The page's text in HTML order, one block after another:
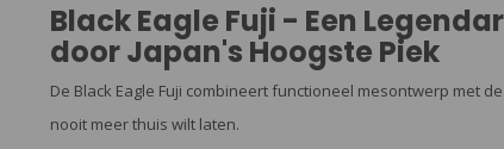
Black Eagle Fuji - Een
door Japan's Hoogste Piek
De Black Eagle Fuji combineert functioneel mesontwerp met
nooit meer thuis wilt laten.